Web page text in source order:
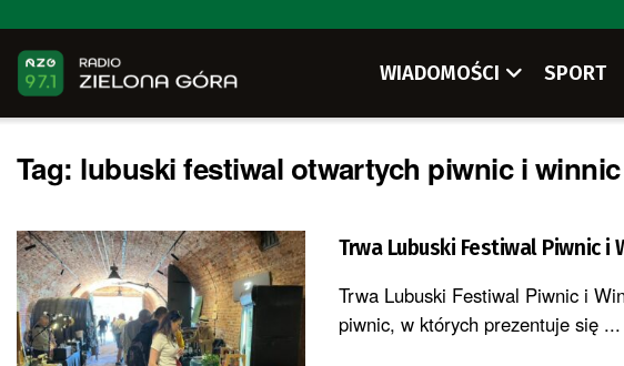
WIADOMOŚCI SPORT
Tag: lubuski festiwal otwartych piwnic i winnic
Trwa Lubuski Festiwal Piwnic i
Trwa Lubuski Festiwal Piwnic i
piwnic, w których prezentuje się ...